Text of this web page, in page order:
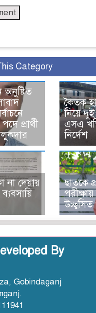
Category
অনু‌ষ্টিত
প্রার্থী
কৈতক
নিয়ে
এসএ
নির্দেশ
না দেয়ায়
ছাতকে
পরীক্ষায়
By
Gobindaganj